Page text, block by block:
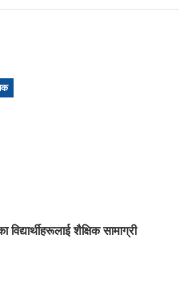
विद्यार्थीहरूलाई शैक्षिक सामाग्री